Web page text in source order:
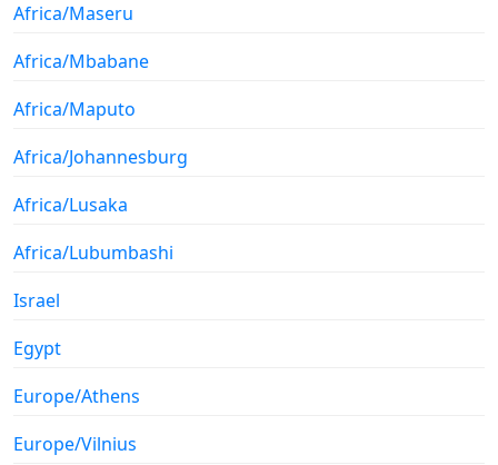
Africa/Maseru
Africa/Mbabane
Africa/Maputo
Africa/Johannesburg
Africa/Lusaka
Africa/Lubumbashi
Israel
Egypt
Europe/Athens
Europe/Vilnius